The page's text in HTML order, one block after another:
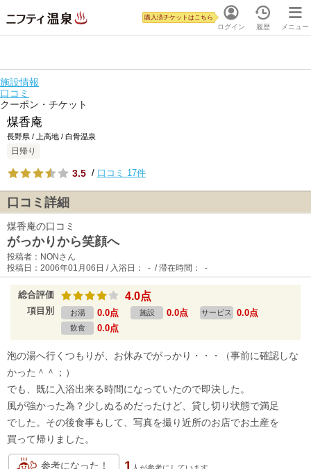
ログイン
購入済チケットはこちら
履歴 メニュー
施設情報
口コミ
クーポン・チケット
煤香庵
長野県 / 上高地 / 白骨温泉
日帰り
3.5 / 口コミ 17件
口コミ詳細
煤香庵の口コミ
がっかりから笑顔へ
投稿者：NONさん
投稿日：2006年01月06日 / 入浴日： - / 滞在時間： -
総合評価 4.0点
項目別 お湯 0.0点 施設 0.0点 サービス 0.0点
飲食 0.0点
泡の湯へ行くつもりが、お休みでがっかり・・・（事前に確認しな
かった＾＾；）
でも、既に入浴出来る時間になっていたので即決した。
風が強かった為？少しぬるめだったけど、貸し切り状態で満足
でした。その後食事もして、写真を撮り近所のお店でお土産を
買って帰りました。
参考になった！ 1